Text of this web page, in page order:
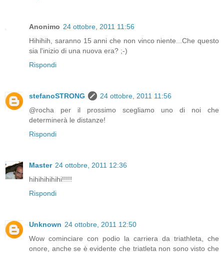
Anonimo 24 ottobre, 2011 11:56
Hihihih, saranno 15 anni che non vinco niente...Che questo
sia l'inizio di una nuova era? ;-)
Rispondi
stefanoSTRONG
24 ottobre, 2011 11:56
@rocha per il prossimo scegliamo uno di noi che
determinerà le distanze!
Rispondi
Master 24 ottobre, 2011 12:36
hihihihihihi!!!!!
Rispondi
Unknown 24 ottobre, 2011 12:50
Wow cominciare con podio la carriera da triathleta, che
onore, anche se è evidente che triatleta non sono visto che